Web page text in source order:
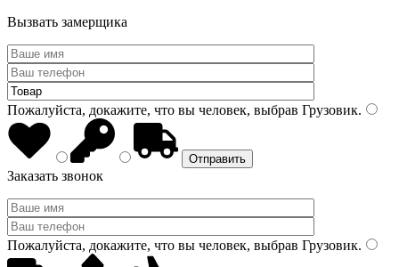
Вызвать замерщика
Пожалуйста, докажите, что вы человек, выбрав Грузовик.
Заказать звонок
Пожалуйста, докажите, что вы человек, выбрав Грузовик.